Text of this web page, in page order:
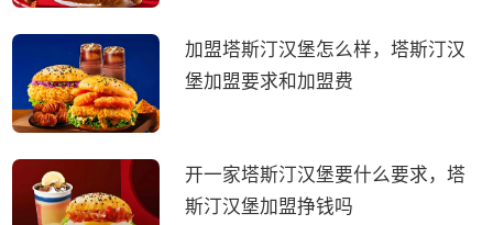
加盟塔斯汀汉堡怎么样，塔斯汀汉
堡加盟要求和加盟费
开一家塔斯汀汉堡要什么要求，塔
斯汀汉堡加盟挣钱吗